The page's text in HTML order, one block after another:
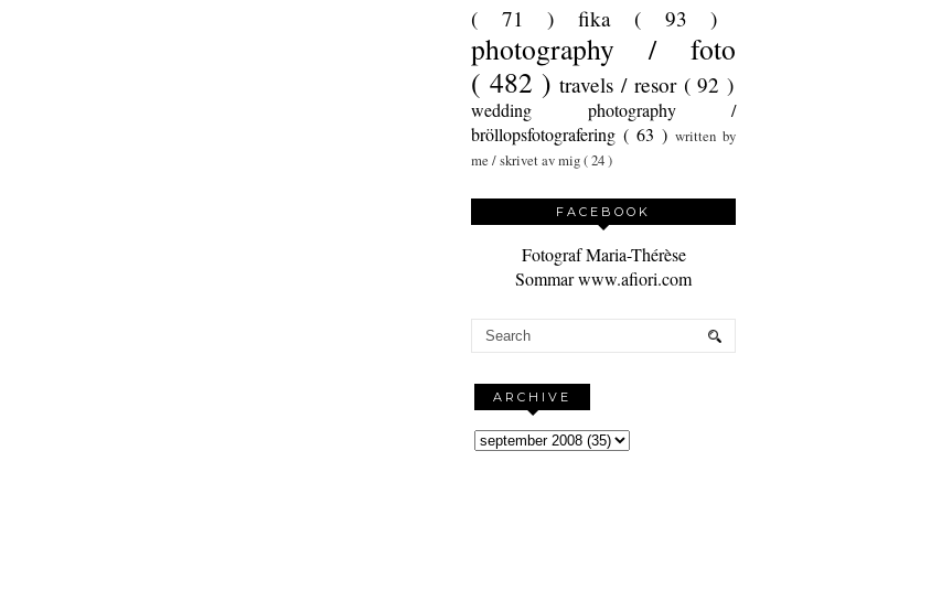
( 71 ) fika ( 93 )
photography / foto
( 482 )travels / resor ( 92 )
wedding photography /
bröllopsfotografering ( 63 ) written by
me / skrivet av mig( 24 )
FACEBOOK
Fotograf Maria-Thérèse
Sommar www.afiori.com
ARCHIVE